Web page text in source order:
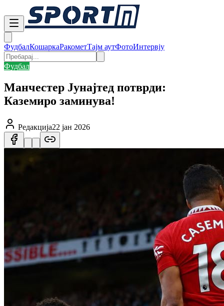
ФудбалКошаркаРакометТајм аутФотоИнтервју
Фудбал
Манчестер Јунајтед потврди:
Каземиро заминува!
Редакција22 јан 2026